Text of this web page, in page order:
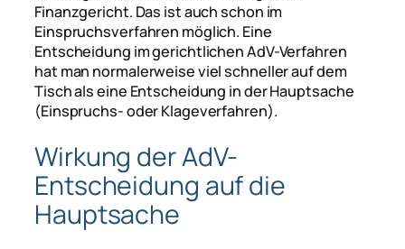
Finanzgericht. Das ist auch schon im
Einspruchsverfahren möglich. Eine
Entscheidung im gerichtlichen AdV-Verfahren
hat man normalerweise viel schneller auf dem
Tisch als eine Entscheidung in der Hauptsache
(Einspruchs- oder Klageverfahren).
Wirkung der AdV-
Entscheidung auf die
Hauptsache